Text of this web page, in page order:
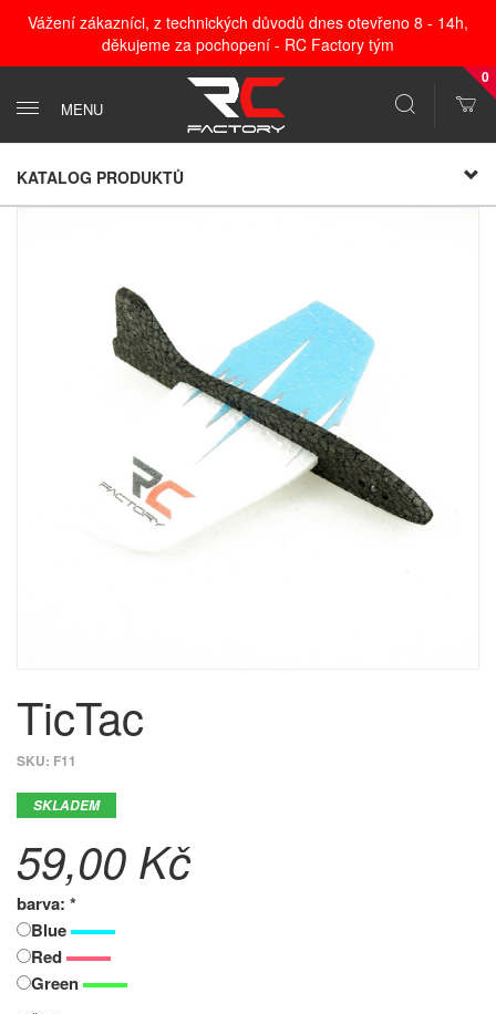
Vážení zákazníci, z technických důvodů dnes otevřeno 8 - 14h,
děkujeme za pochopení - RC Factory tým
MENU
0
KATALOG PRODUKTŮ
TicTac
SKU: F11
SKLADEM
59,00 Kč
barva: *
Blue
Red
Green